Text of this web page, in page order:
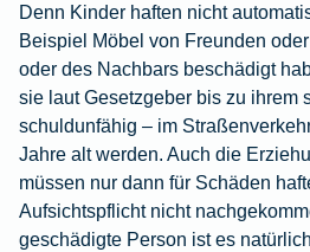
Denn Kinder haften nicht
Beispiel Möbel von Freunden
oder des Nachbars beschädigt
sie laut Gesetzgeber bis zu ihrem
schuldunfähig – im
Jahre alt werden. Auch die
müssen nur dann für Schäden
Aufsichtspflicht nicht
geschädigte Person ist es